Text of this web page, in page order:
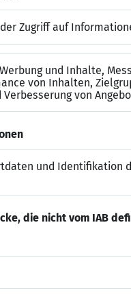
zur Bearbeitung
im
durch
bis hin